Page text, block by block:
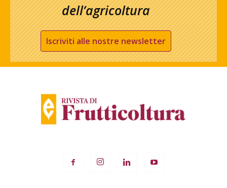
dell’agricoltura
Iscriviti alle nostre newsletter